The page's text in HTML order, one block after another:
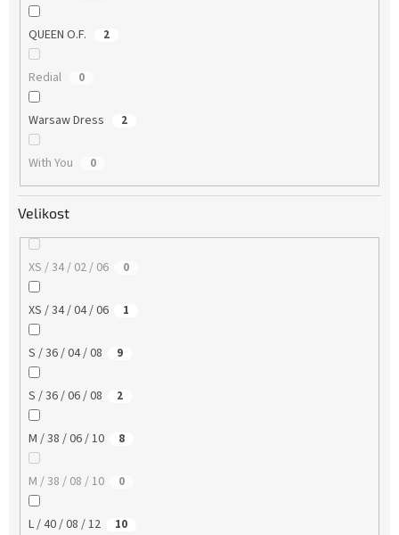
QUEEN O.F. 2
Redial 0
Warsaw Dress 2
With You 0
Velikost
XS / 34 / 02 / 06 0
XS / 34 / 04 / 06 1
S / 36 / 04 / 08 9
S / 36 / 06 / 08 2
M / 38 / 06 / 10 8
M / 38 / 08 / 10 0
L / 40 / 08 / 12 10